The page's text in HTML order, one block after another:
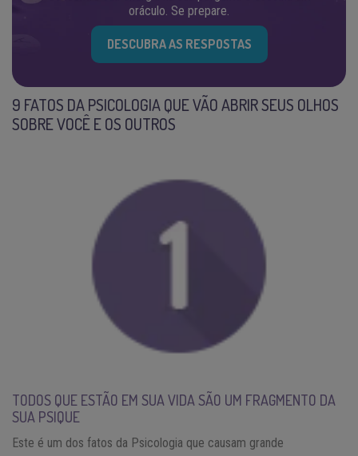
oráculo. Se prepare.
DESCUBRA AS RESPOSTAS
9 FATOS DA PSICOLOGIA QUE VÃO ABRIR SEUS OLHOS
SOBRE VOCÊ E OS OUTROS
TODOS QUE ESTÃO EM SUA VIDA SÃO UM FRAGMENTO DA
SUA PSIQUE
Este é um dos fatos da Psicologia que causam grande